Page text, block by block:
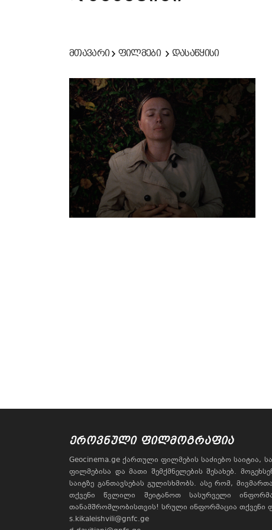
მთავარი ფილმები დასაწყისი
ᲔᲠᲝᲕᲜᲣᲚᲘ ᲤᲘᲚᲛᲝᲒᲠᲐᲤᲘᲐ
Geocinema.ge ქართული ფილმების საძიებო
ფილმებისა და მათი შემქმნელების შესახებ.
საიტზე განთავსებას გულისხმობს. ასე რომ,
თქვენი წვლილი შეიტანოთ სასურველი
თანამშრომლობისთვის! სრული ინფორმაცია თქვენი
s.kikaleishvili@gnfc.ge